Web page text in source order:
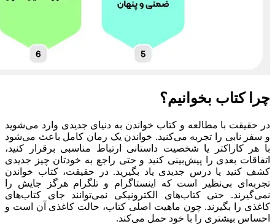
چرا کتاب بخوانیم؟
در حقیقت با مطالعه و کتاب خواندن به دنیای جدیدی وارد می‌شوید
و سفر نابی را تجربه می‌کنید. خواندن یک رمان کامل باعث می‌شود
با هر کاراکتر یا شخصیت داستانی ارتباط مناسبی برقرار کنید،
اتفاقات بعدی را پیش‌بینی کنید و حتی راجع به خودتان چیز جدیدی
کشف کنید یا درس جدیدی یاد بگیرید. در حقیقت، کتاب خواندن
تجربه‌ای بی‌نظیر است که اینستاگرام و تلگرام هرگز جایش را
نمی‌گیرند. حتی کتاب‌های الکترونیکی نمی‌توانند جای کتاب‌های
کاغذی را بگیرند. چون ماهیت اصلی کتاب، حالت کاغذی آن است و
احساس بیشتری را با خود حمل می‌کند.